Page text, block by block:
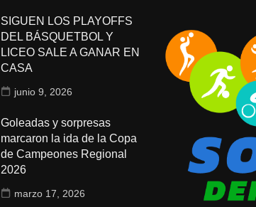
SIGUEN LOS PLAYOFFS
DEL BÁSQUETBOL Y
LICEO SALE A GANAR EN
CASA
junio 9, 2026
Goleadas y sorpresas
marcaron la ida de la Copa
de Campeones Regional
2026
marzo 17, 2026